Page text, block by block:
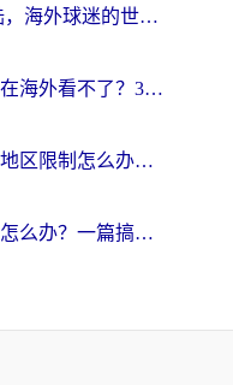
当CCTV5仅限中国大陆，海外球迷的世界杯狂欢如何继续？
为什么咪咕体育的直播在海外看不了？3步解决海外看世界杯+抖音地区限制难题
海外电脑看世界杯直播地区限制怎么办？你需要一个聪明的加速器
海外看世界杯地区限制怎么办？一篇搞定咪咕视频播放+国内资源无缝访问指南